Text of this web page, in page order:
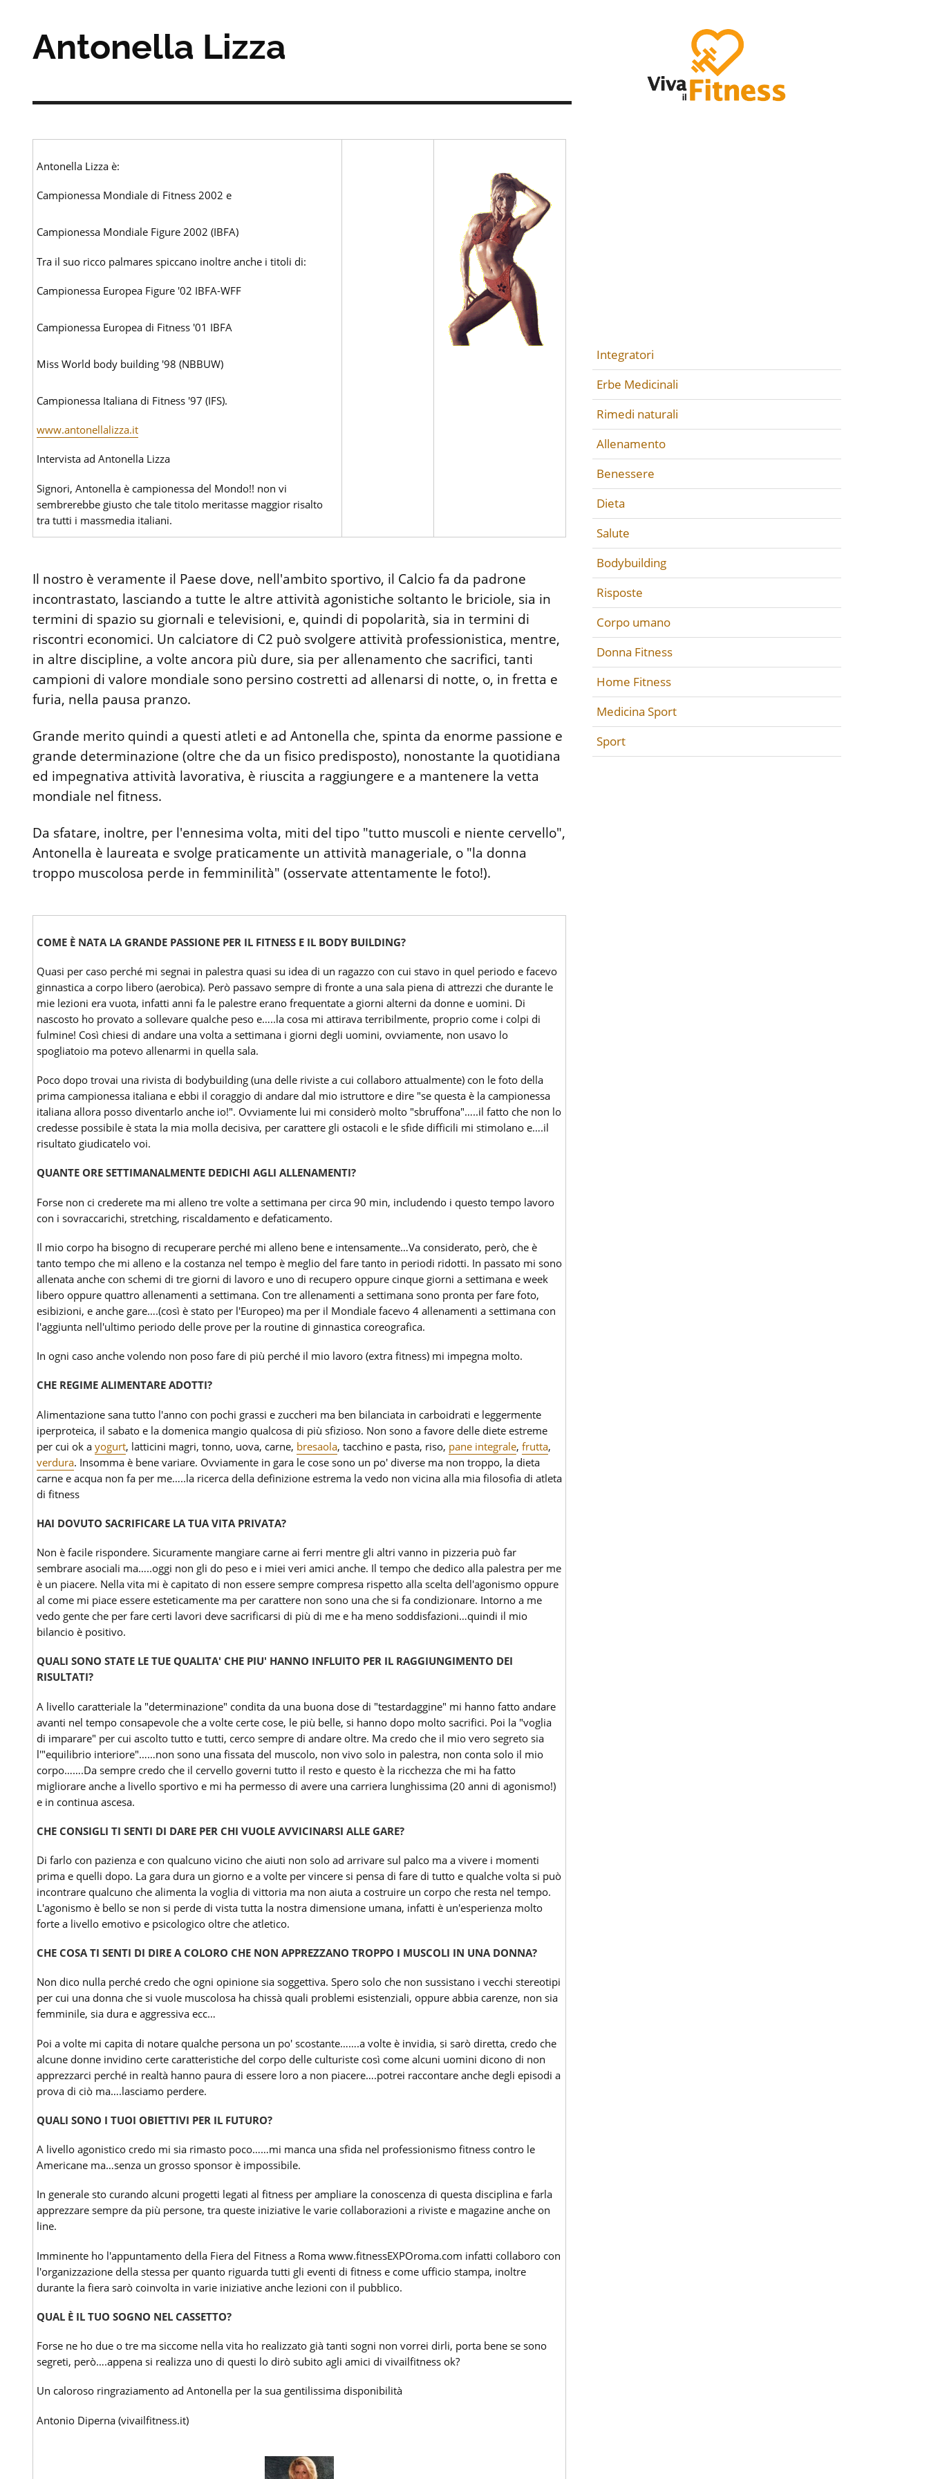
Antonella Lizza
Antonella Lizza è:
Campionessa Mondiale di Fitness 2002 e
Campionessa Mondiale Figure 2002 (IBFA)
Tra il suo ricco palmares spiccano inoltre anche i titoli di:
Campionessa Europea Figure '02 IBFA-WFF
Campionessa Europea di Fitness '01 IBFA
Miss World body building '98 (NBBUW)
Campionessa Italiana di Fitness '97 (IFS).
www.antonellalizza.it
Intervista ad Antonella Lizza
Signori, Antonella è campionessa del Mondo!! non vi
sembrerebbe giusto che tale titolo meritasse maggior risalto
tra tutti i massmedia italiani.
Il nostro è veramente il Paese dove, nell'ambito sportivo, il Calcio fa da padrone
incontrastato, lasciando a tutte le altre attività agonistiche soltanto le briciole, sia in
termini di spazio su giornali e televisioni, e, quindi di popolarità, sia in termini di
riscontri economici. Un calciatore di C2 può svolgere attività professionistica, mentre,
in altre discipline, a volte ancora più dure, sia per allenamento che sacrifici, tanti
campioni di valore mondiale sono persino costretti ad allenarsi di notte, o, in fretta e
furia, nella pausa pranzo.
Grande merito quindi a questi atleti e ad Antonella che, spinta da enorme passione e
grande determinazione (oltre che da un fisico predisposto), nonostante la quotidiana
ed impegnativa attività lavorativa, è riuscita a raggiungere e a mantenere la vetta
mondiale nel fitness.
Da sfatare, inoltre, per l'ennesima volta, miti del tipo "tutto muscoli e niente cervello",
Antonella è laureata e svolge praticamente un attività manageriale, o "la donna
troppo muscolosa perde in femminilità" (osservate attentamente le foto!).
COME È NATA LA GRANDE PASSIONE PER IL FITNESS E IL BODY BUILDING?
Quasi per caso perché mi segnai in palestra quasi su idea di un ragazzo con cui stavo in quel periodo e facevo
ginnastica a corpo libero (aerobica). Però passavo sempre di fronte a una sala piena di attrezzi che durante le
mie lezioni era vuota, infatti anni fa le palestre erano frequentate a giorni alterni da donne e uomini. Di
nascosto ho provato a sollevare qualche peso e…..la cosa mi attirava terribilmente, proprio come i colpi di
fulmine! Così chiesi di andare una volta a settimana i giorni degli uomini, ovviamente, non usavo lo
spogliatoio ma potevo allenarmi in quella sala.
Poco dopo trovai una rivista di bodybuilding (una delle riviste a cui collaboro attualmente) con le foto della
prima campionessa italiana e ebbi il coraggio di andare dal mio istruttore e dire "se questa è la campionessa
italiana allora posso diventarlo anche io!". Ovviamente lui mi considerò molto "sbruffona"…..il fatto che non lo
credesse possibile è stata la mia molla decisiva, per carattere gli ostacoli e le sfide difficili mi stimolano e….il
risultato giudicatelo voi.
QUANTE ORE SETTIMANALMENTE DEDICHI AGLI ALLENAMENTI?
Forse non ci crederete ma mi alleno tre volte a settimana per circa 90 min, includendo i questo tempo lavoro
con i sovraccarichi, stretching, riscaldamento e defaticamento.
Il mio corpo ha bisogno di recuperare perché mi alleno bene e intensamente…Va considerato, però, che è
tanto tempo che mi alleno e la costanza nel tempo è meglio del fare tanto in periodi ridotti. In passato mi sono
allenata anche con schemi di tre giorni di lavoro e uno di recupero oppure cinque giorni a settimana e week
libero oppure quattro allenamenti a settimana. Con tre allenamenti a settimana sono pronta per fare foto,
esibizioni, e anche gare….(così è stato per l'Europeo) ma per il Mondiale facevo 4 allenamenti a settimana con
l'aggiunta nell'ultimo periodo delle prove per la routine di ginnastica coreografica.
In ogni caso anche volendo non poso fare di più perché il mio lavoro (extra fitness) mi impegna molto.
CHE REGIME ALIMENTARE ADOTTI?
Alimentazione sana tutto l'anno con pochi grassi e zuccheri ma ben bilanciata in carboidrati e leggermente
iperproteica, il sabato e la domenica mangio qualcosa di più sfizioso. Non sono a favore delle diete estreme
per cui ok ayogurt, latticini magri, tonno, uova, carne, bresaola, tacchino e pasta, riso, pane integrale,frutta,
verdura. Insomma è bene variare. Ovviamente in gara le cose sono un po' diverse ma non troppo, la dieta
carne e acqua non fa per me…..la ricerca della definizione estrema la vedo non vicina alla mia filosofia di atleta
di fitness
HAI DOVUTO SACRIFICARE LA TUA VITA PRIVATA?
Non è facile rispondere. Sicuramente mangiare carne ai ferri mentre gli altri vanno in pizzeria può far
sembrare asociali ma…..oggi non gli do peso e i miei veri amici anche. Il tempo che dedico alla palestra per me
è un piacere. Nella vita mi è capitato di non essere sempre compresa rispetto alla scelta dell'agonismo oppure
al come mi piace essere esteticamente ma per carattere non sono una che si fa condizionare. Intorno a me
vedo gente che per fare certi lavori deve sacrificarsi di più di me e ha meno soddisfazioni…quindi il mio
bilancio è positivo.
QUALI SONO STATE LE TUE QUALITA' CHE PIU' HANNO INFLUITO PER IL RAGGIUNGIMENTO DEI
RISULTATI?
A livello caratteriale la "determinazione" condita da una buona dose di "testardaggine" mi hanno fatto andare
avanti nel tempo consapevole che a volte certe cose, le più belle, si hanno dopo molto sacrifici. Poi la "voglia
di imparare" per cui ascolto tutto e tutti, cerco sempre di andare oltre. Ma credo che il mio vero segreto sia
l'"equilibrio interiore"……non sono una fissata del muscolo, non vivo solo in palestra, non conta solo il mio
corpo…….Da sempre credo che il cervello governi tutto il resto e questo è la ricchezza che mi ha fatto
migliorare anche a livello sportivo e mi ha permesso di avere una carriera lunghissima (20 anni di agonismo!)
e in continua ascesa.
CHE CONSIGLI TI SENTI DI DARE PER CHI VUOLE AVVICINARSI ALLE GARE?
Di farlo con pazienza e con qualcuno vicino che aiuti non solo ad arrivare sul palco ma a vivere i momenti
prima e quelli dopo. La gara dura un giorno e a volte per vincere si pensa di fare di tutto e qualche volta si può
incontrare qualcuno che alimenta la voglia di vittoria ma non aiuta a costruire un corpo che resta nel tempo.
L'agonismo è bello se non si perde di vista tutta la nostra dimensione umana, infatti è un'esperienza molto
forte a livello emotivo e psicologico oltre che atletico.
CHE COSA TI SENTI DI DIRE A COLORO CHE NON APPREZZANO TROPPO I MUSCOLI IN UNA DONNA?
Non dico nulla perché credo che ogni opinione sia soggettiva. Spero solo che non sussistano i vecchi stereotipi
per cui una donna che si vuole muscolosa ha chissà quali problemi esistenziali, oppure abbia carenze, non sia
femminile, sia dura e aggressiva ecc…
Poi a volte mi capita di notare qualche persona un po' scostante…….a volte è invidia, si sarò diretta, credo che
alcune donne invidino certe caratteristiche del corpo delle culturiste così come alcuni uomini dicono di non
apprezzarci perché in realtà hanno paura di essere loro a non piacere….potrei raccontare anche degli episodi a
prova di ciò ma….lasciamo perdere.
QUALI SONO I TUOI OBIETTIVI PER IL FUTURO?
A livello agonistico credo mi sia rimasto poco……mi manca una sfida nel professionismo fitness contro le
Americane ma…senza un grosso sponsor è impossibile.
In generale sto curando alcuni progetti legati al fitness per ampliare la conoscenza di questa disciplina e farla
apprezzare sempre da più persone, tra queste iniziative le varie collaborazioni a riviste e magazine anche on
line.
Imminente ho l'appuntamento della Fiera del Fitness a Roma www.fitnessEXPOroma.com infatti collaboro con
l'organizzazione della stessa per quanto riguarda tutti gli eventi di fitness e come ufficio stampa, inoltre
durante la fiera sarò coinvolta in varie iniziative anche lezioni con il pubblico.
QUAL È IL TUO SOGNO NEL CASSETTO?
Forse ne ho due o tre ma siccome nella vita ho realizzato già tanti sogni non vorrei dirli, porta bene se sono
segreti, però….appena si realizza uno di questi lo dirò subito agli amici di vivailfitness ok?
Un caloroso ringraziamento ad Antonella per la sua gentilissima disponibilità
Antonio Diperna (vivailfitness.it)
Integratori
Erbe Medicinali
Rimedi naturali
Allenamento
Benessere
Dieta
Salute
Bodybuilding
Risposte
Corpo umano
Donna Fitness
Home Fitness
Medicina Sport
Sport